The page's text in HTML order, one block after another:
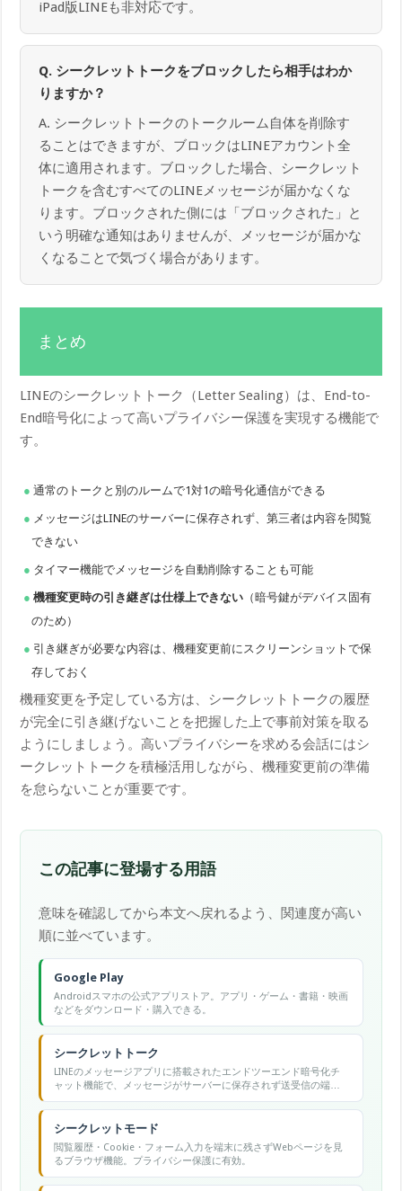
iPad版LINEも非対応です。
Q. シークレットトークをブロックしたら相手はわか
りますか？
A. シークレットトークのトークルーム自体を削除す
ることはできますが、ブロックはLINEアカウント全
体に適用されます。ブロックした場合、シークレット
トークを含むすべてのLINEメッセージが届かなくな
ります。ブロックされた側には「ブロックされた」と
いう明確な通知はありませんが、メッセージが届かな
くなることで気づく場合があります。
まとめ
LINEのシークレットトーク（Letter Sealing）は、End-to-
End暗号化によって高いプライバシー保護を実現する機能で
す。
通常のトークと別のルームで1対1の暗号化通信ができる
メッセージはLINEのサーバーに保存されず、第三者は内容を閲覧
できない
タイマー機能でメッセージを自動削除することも可能
機種変更時の引き継ぎは仕様上できない （暗号鍵がデバイス固有
のため）
引き継ぎが必要な内容は、機種変更前にスクリーンショットで保
存しておく
機種変更を予定している方は、シークレットトークの履歴
が完全に引き継げないことを把握した上で事前対策を取る
ようにしましょう。高いプライバシーを求める会話にはシ
ークレットトークを積極活用しながら、機種変更前の準備
を怠らないことが重要です。
この記事に登場する用語
意味を確認してから本文へ戻れるよう、関連度が高い
順に並べています。
Google Play
Androidスマホの公式アプリストア。アプリ・ゲーム・書籍・映画
などをダウンロード・購入できる。
シークレットトーク
LINEのメッセージアプリに搭載されたエンドツーエンド暗号化チ
ャット機能で、メッセージがサーバーに保存されず送受信の端末
間でのみ復号できます。
シークレットモード
閲覧履歴・Cookie・フォーム入力を端末に残さずWebページを見
るブラウザ機能。プライバシー保護に有効。